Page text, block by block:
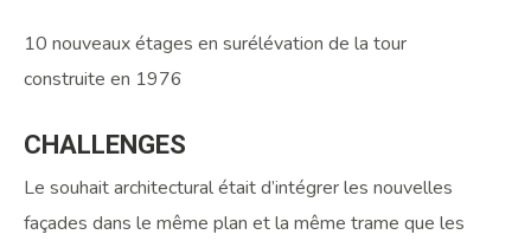
10 nouveaux étages en surélévation de la tour
construite en 1976
CHALLENGES
Le souhait architectural était d’intégrer les nouvelles
façades dans le même plan et la même trame que les